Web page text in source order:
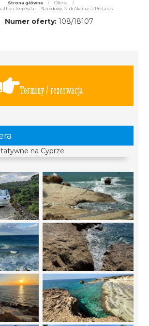
Strona główna / Oferta
/
Jeep Safari - Narodowy Park Akamas z Protaras
Numer oferty:108/18107
Terminy / rezerwacja
na Cyprze